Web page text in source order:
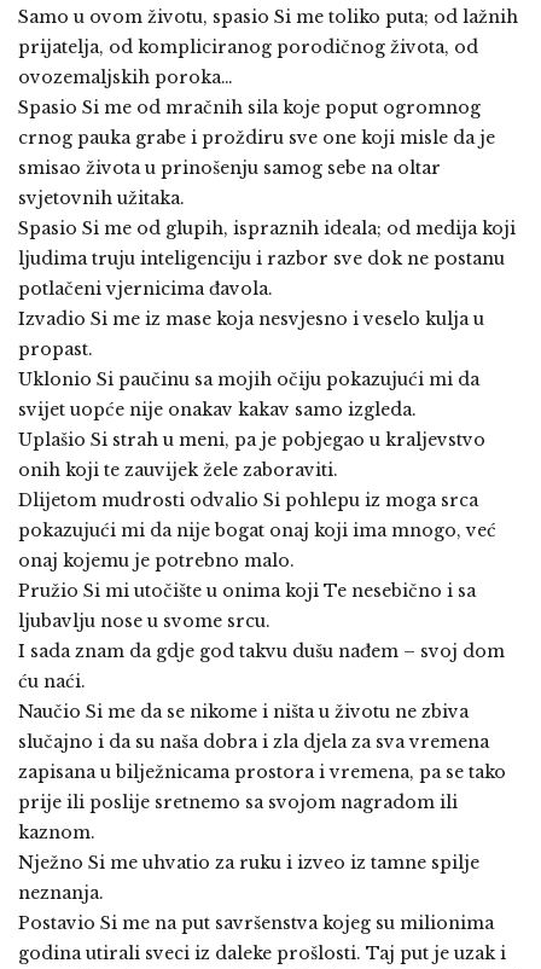
Samo u ovom životu, spasio Si me toliko puta; od lažnih
prijatelja, od kompliciranog porodičnog života, od
ovozemaljskih poroka…
Spasio Si me od mračnih sila koje poput ogromnog
crnog pauka grabe i proždiru sve one koji misle da je
smisao života u prinošenju samog sebe na oltar
svjetovnih užitaka.
Spasio Si me od glupih, ispraznih ideala; od medija koji
ljudima truju inteligenciju i razbor sve dok ne postanu
potlačeni vjernicima đavola.
Izvadio Si me iz mase koja nesvjesno i veselo kulja u
propast.
Uklonio Si paučinu sa mojih očiju pokazujući mi da
svijet uopće nije onakav kakav samo izgleda.
Uplašio Si strah u meni, pa je pobjegao u kraljevstvo
onih koji te zauvijek žele zaboraviti.
Dlijetom mudrosti odvalio Si pohlepu iz moga srca
pokazujući mi da nije bogat onaj koji ima mnogo, već
onaj kojemu je potrebno malo.
Pružio Si mi utočište u onima koji Te nesebično i sa
ljubavlju nose u svome srcu.
I sada znam da gdje god takvu dušu nađem – svoj dom
ću naći.
Naučio Si me da se nikome i ništa u životu ne zbiva
slučajno i da su naša dobra i zla djela za sva vremena
zapisana u bilježnicama prostora i vremena, pa se tako
prije ili poslije sretnemo sa svojom nagradom ili
kaznom.
Nježno Si me uhvatio za ruku i izveo iz tamne spilje
neznanja.
Postavio Si me na put savršenstva kojeg su milionima
godina utirali sveci iz daleke prošlosti. Taj put je uzak i